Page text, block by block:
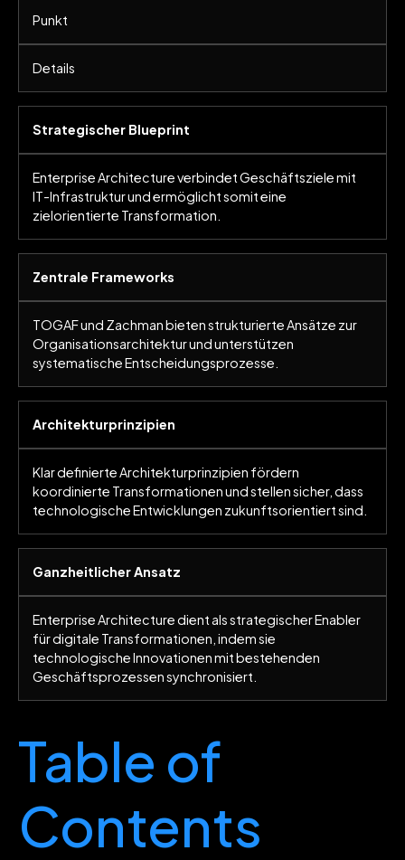
Punkt
Details
Strategischer Blueprint
Enterprise Architecture verbindet Geschäftsziele mit
IT-Infrastruktur und ermöglicht somit eine
zielorientierte Transformation.
Zentrale Frameworks
TOGAF und Zachman bieten strukturierte Ansätze zur
Organisationsarchitektur und unterstützen
systematische Entscheidungsprozesse.
Architekturprinzipien
Klar definierte Architekturprinzipien fördern
koordinierte Transformationen und stellen sicher, dass
technologische Entwicklungen zukunftsorientiert sind.
Ganzheitlicher Ansatz
Enterprise Architecture dient als strategischer Enabler
für digitale Transformationen, indem sie
technologische Innovationen mit bestehenden
Geschäftsprozessen synchronisiert.
Table of
Contents